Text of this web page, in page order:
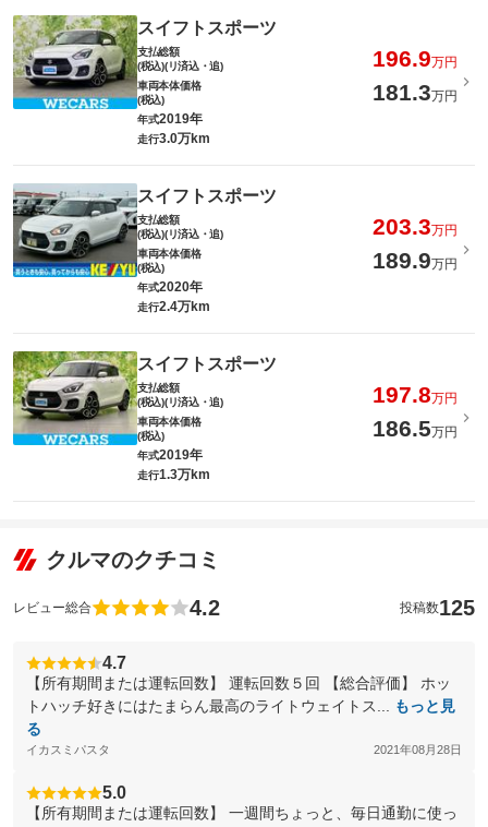
スイフトスポーツ
支払総額
(税込)(リ済込・追)
196.9万円
車両本体価格
(税込)
181.3万円
年式2019年
走行3.0万km
スイフトスポーツ
支払総額
(税込)(リ済込・追)
203.3万円
車両本体価格
(税込)
189.9万円
年式2020年
走行2.4万km
スイフトスポーツ
支払総額
(税込)(リ済込・追)
197.8万円
車両本体価格
(税込)
186.5万円
年式2019年
走行1.3万km
クルマのクチコミ
レビュー総合 4.2 投稿数125
4.7
【所有期間または運転回数】 運転回数５回 【総合評価】 ホッ
トハッチ好きにはたまらん最高のライトウェイトス...
もっと見
る
イカスミパスタ 2021年08月28日
5.0
【所有期間または運転回数】 一週間ちょっと、毎日通勤に使っ